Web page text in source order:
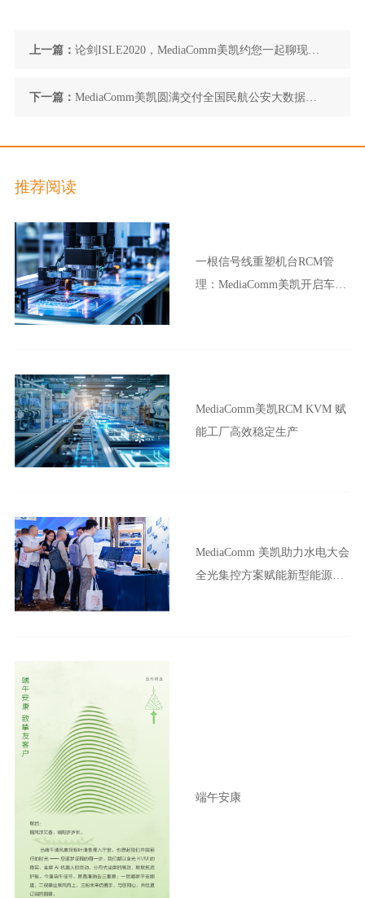
上一篇： 论剑ISLE2020，MediaComm美凯约您一起聊现代
下一篇： MediaComm美凯圆满交付全国民航公安大数据战
推荐阅读
一根信号线重塑机台RCM管
理：MediaComm美凯开启车企
MediaComm美凯RCM KVM 赋
能工厂高效稳定生产
MediaComm 美凯助力水电大会
全光集控方案赋能新型能源体
端午安康